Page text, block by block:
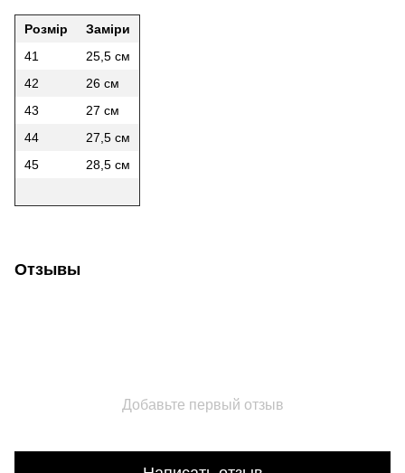
Розмір
Заміри
41
25,5 см
42
26 см
43
27 см
44
27,5 см
45
28,5 см
Отзывы
Добавьте первый отзыв